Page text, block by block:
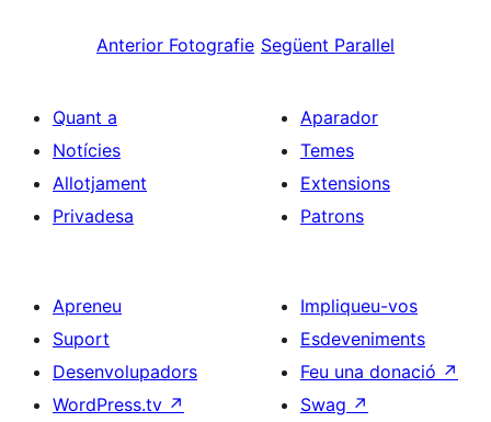
Anterior Fotografie Següent Parallel
Quant a
Notícies
Allotjament
Privadesa
Aparador
Temes
Extensions
Patrons
Apreneu
Suport
Desenvolupadors
WordPress.tv ↗
Impliqueu-vos
Esdeveniments
Feu una donació ↗
Swag ↗